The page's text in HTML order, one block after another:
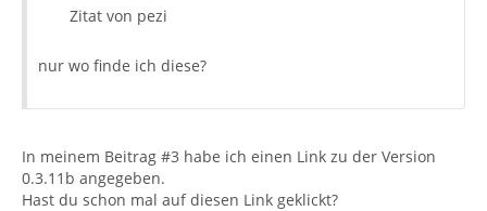
Zitat von pezi
nur wo finde ich diese?
In meinem Beitrag #3 habe ich einen Link zu der Version
0.3.11b angegeben.
Hast du schon mal auf diesen Link geklickt?